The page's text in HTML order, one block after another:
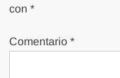
con*
Comentario*